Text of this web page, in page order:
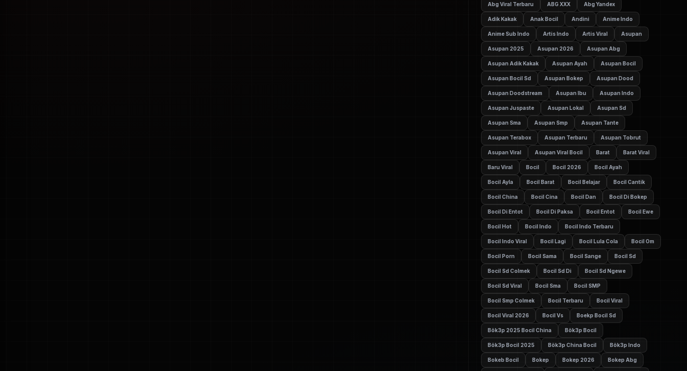
Abg Viral Terbaru ABG XXX Abg Yandex
Adik Kakak Anak Bocil Andini Anime Indo
Anime Sub Indo Artis Indo Artis Viral Asupan
Asupan 2025 Asupan 2026 Asupan Abg
Asupan Adik Kakak Asupan Ayah Asupan Bocil
Asupan Bocil Sd Asupan Bokep Asupan Dood
Asupan Doodstream Asupan Ibu Asupan Indo
Asupan Juspaste Asupan Lokal Asupan Sd
Asupan Sma Asupan Smp Asupan Tante
Asupan Terabox Asupan Terbaru Asupan Tobrut
Asupan Viral Asupan Viral Bocil Barat Barat Viral
Baru Viral Bocil Bocil 2026 Bocil Ayah
Bocil Ayla Bocil Barat Bocil Belajar Bocil Cantik
Bocil China Bocil Cina Bocil Dan Bocil Di Bokep
Bocil Di Entot Bocil Di Paksa Bocil Entot Bocil Ewe
Bocil Hot Bocil Indo Bocil Indo Terbaru
Bocil Indo Viral Bocil Lagi Bocil Lula Cola Bocil Om
Bocil Porn Bocil Sama Bocil Sange Bocil Sd
Bocil Sd Colmek Bocil Sd Di Bocil Sd Ngewe
Bocil Sd Viral Bocil Sma Bocil SMP
Bocil Smp Colmek Bocil Terbaru Bocil Viral
Bocil Viral 2026 Bocil Vs Boekp Bocil Sd
Bök3p 2025 Bocil China Bök3p Bocil
Bök3p Bocil 2025 Bök3p China Bocil Bök3p Indo
Bokeb Bocil Bokep Bokep 2026 Bokep Abg